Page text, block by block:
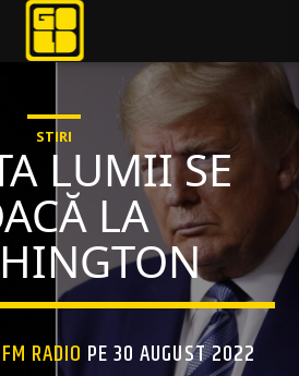
STIRI
LUMII SE
LA
RADIO PE 30 AUGUST 2022